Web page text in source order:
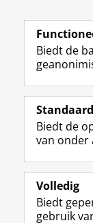
Studiekiezers
Alumni
Over ons
Biedt de
Standaard
Biedt de
van onder
Volledig
Biedt
gebruik